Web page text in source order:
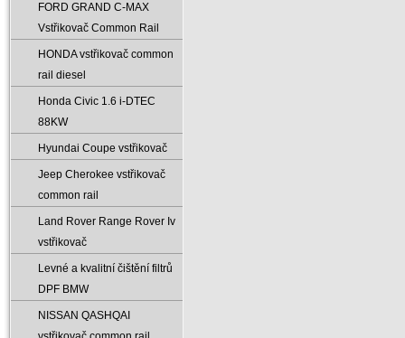
FORD GRAND C-MAX
Vstřikovač Common Rail
HONDA vstřikovač common
rail diesel
Honda Civic 1.6 i-DTEC
88KW
Hyundai Coupe vstřikovač
Jeep Cherokee vstřikovač
common rail
Land Rover Range Rover Iv
vstřikovač
Levné a kvalitní čištění filtrů
DPF BMW
NISSAN QASHQAI